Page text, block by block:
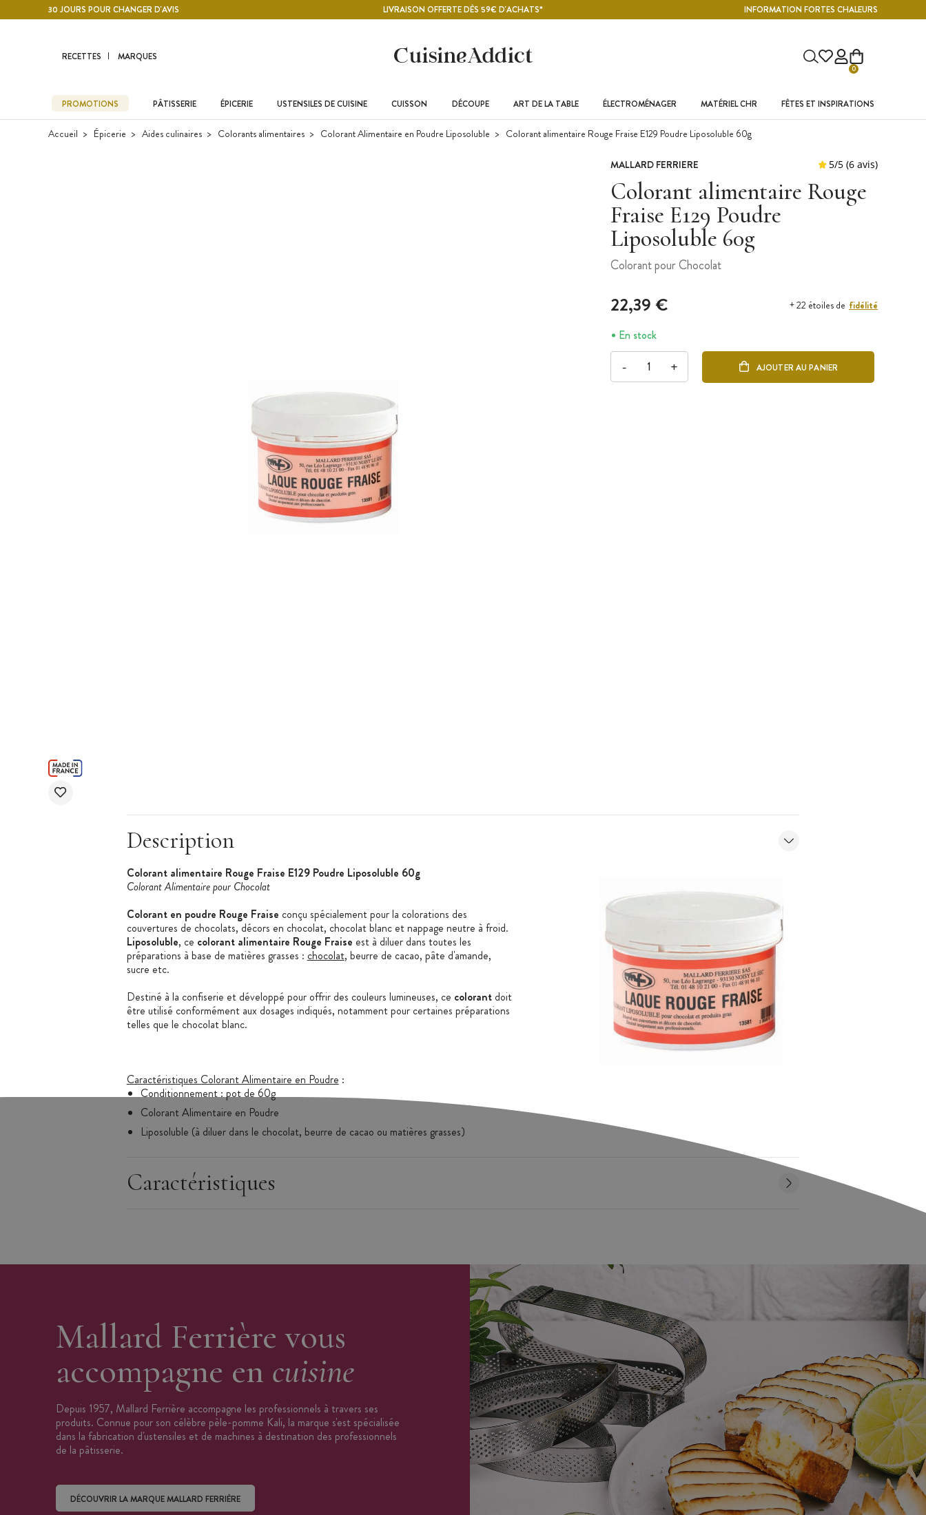
Contenu principal30 JOURS POUR CHANGER D'AVIS LIVRAISON OFFERTE DÈS 59€ D'ACHATS* INFORMATION FORTES CHALEURS
RECETTES MARQUES
0
PROMOTIONS PÂTISSERIE ÉPICERIE USTENSILES DE CUISINE CUISSON DÉCOUPE ART DE LA TABLE ÉLECTROMÉNAGER MATÉRIEL CHR FÊTES ET INSPIRATIONS
Accueil Épicerie Aides culinaires Colorants alimentaires Colorant Alimentaire en Poudre Liposoluble Colorant alimentaire Rouge Fraise E129 Poudre Liposoluble 60g
MALLARD FERRIERE
Colorant alimentaire Rouge
Fraise E129 Poudre
Liposoluble 60g
Colorant pour Chocolat
22,39 € + 22 étoiles de fidélité
En stock
- + AJOUTER AU PANIER
Description
Colorant alimentaire Rouge Fraise E129 Poudre Liposoluble 60g
Colorant Alimentaire pour Chocolat
Colorant en poudre Rouge Fraise conçu spécialement pour la colorations des
couvertures de chocolats, décors en chocolat, chocolat blanc et nappage neutre à froid.
Liposoluble, ce colorant alimentaire Rouge Fraise est à diluer dans toutes les
préparations à base de matières grasses : chocolat, beurre de cacao, pâte d'amande,
sucre etc.
Destiné à la confiserie et développé pour offrir des couleurs lumineuses, ce colorantdoit
être utilisé conformément aux dosages indiqués, notamment pour certaines préparations
telles que le chocolat blanc.
Caractéristiques Colorant Alimentaire en Poudre :
Conditionnement : pot de 60g
Colorant Alimentaire en Poudre
Liposoluble (à diluer dans le chocolat, beurre de cacao ou matières grasses)
Composition : Ponceau 4R E124 22%, Aluminium 25% max
Utilisation limitée à 0,05 à 0,1 g/kg
Caractéristiques
Mallard Ferrière vous
accompagne en cuisine
Depuis 1957, Mallard Ferrière accompagne les professionnels à travers ses
produits. Connue pour son célèbre pèle-pomme Kali, la marque s'est spécialisée
dans la fabrication d'ustensiles et de machines à destination des professionnels
de la pâtisserie.
DÉCOUVRIR LA MARQUE MALLARD FERRIÈRE